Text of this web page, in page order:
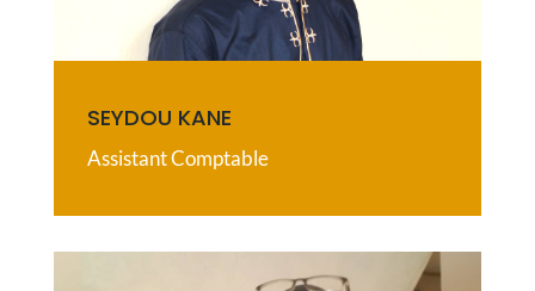
SEYDOU KANE
Assistant Comptable